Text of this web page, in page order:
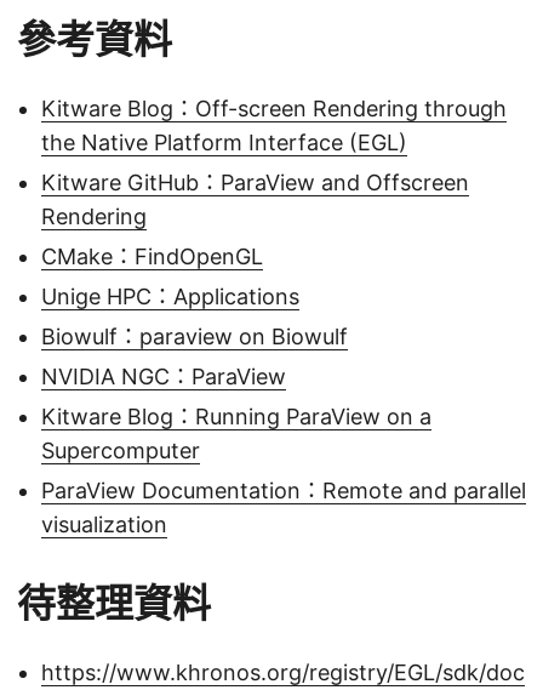
參考資料
Kitware Blog：Off-screen Rendering through
the Native Platform Interface (EGL)
Kitware GitHub：ParaView and Offscreen
Rendering
CMake：FindOpenGL
Unige HPC：Applications
Biowulf：paraview on Biowulf
NVIDIA NGC：ParaView
Kitware Blog：Running ParaView on a
Supercomputer
ParaView Documentation：Remote and parallel
visualization
待整理資料
https://www.khronos.org/registry/EGL/sdk/doc